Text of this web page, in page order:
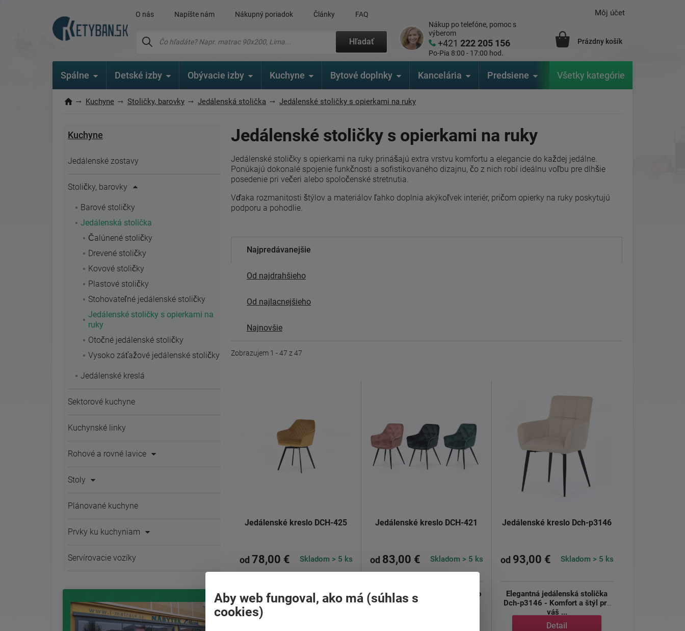
O nás Napíšte nám Nákupný poriadok Články FAQ
Hľadať
Nákup po telefóne, pomoc s
výberom
+421222 205 156
Po-Pia 8:00 - 17:00 hod.
Môj účet
Prázdny košík
Spálne Detské izby Obývacie izby Kuchyne Bytové doplnky Kancelária Predsiene Výrobcovia
Všetky kategórie
Kuchyne Stoličky, barovky Jedálenská stolička Jedálenské stoličky s opierkami na ruky
Kuchyne
Jedálenské zostavy
Stoličky, barovky
Barové stoličky
Jedálenská stolička
Čalúnené stoličky
Drevené stoličky
Kovové stoličky
Plastové stoličky
Stohovateľné jedálenské stoličky
Jedálenské stoličky s opierkami na
ruky
Otočné jedálenské stoličky
Vysoko záťažové jedálenské stoličky
Jedálenské kreslá
Sektorové kuchyne
Kuchynské linky
Rohové a rovné lavice
Stoly
Plánované kuchyne
Prvky ku kuchyniam
Servírovacie vozíky
Jedálenské stoličky s opierkami na ruky
Jedálenské stoličky s opierkami na ruky prinášajú extra vrstvu komfortu a elegancie do každej jedálne.
Ponúkajú dokonalé spojenie funkčnosti a sofistikovaného dizajnu, čo z nich robí ideálnu voľbu pre dlhšie
posedenie pri večeri alebo spoločenské stretnutia.
Vďaka rozmanitosti štýlov a materiálov ľahko doplnia akýkoľvek interiér, pričom opierky na ruky poskytujú
podporu a pohodlie.
Najpredávanejšie
Od najdrahšieho
Od najlacnejšieho
Najnovšie
Zobrazujem 1 - 47 z 47
Jedálenské kreslo DCH-425
od 78,00 € Skladom > 5 ks
Otočné jedálenské kreslo DCH-
425 v industriálnom štýle.
Jedálenské kreslo DCH-421
od 83,00 € Skladom > 5 ks
Nezameniteľný dizajn jedálneho
kresla DCH-421 v industriálnom
Jedálenské kreslo Dch-p3146
od 93,00 € Skladom > 5 ks
Elegantná jedálenská stolička
Dch-p3146 - Komfort a štýl pre
váš ...
Detail
Aby web fungoval, ako má (súhlas s
cookies)